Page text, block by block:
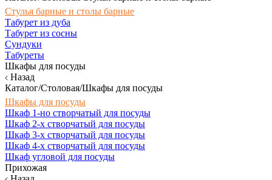
Стулья барные и столы барные
Табурет из дуба
Табурет из сосны
Сундуки
Табуреты
Шкафы для посуды
Назад
Каталог/Столовая/Шкафы для посуды
Шкафы для посуды
Шкаф 1-но створчатый для посуды
Шкаф 2-х створчатый для посуды
Шкаф 3-х створчатый для посуды
Шкаф 4-х створчатый для посуды
Шкаф угловой для посуды
Прихожая